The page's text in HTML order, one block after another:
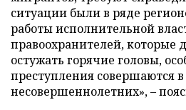
ситуации были в ряде
работы исполнительной
правоохранителей, которые
остужать горячие головы,
преступления совершаются
несовершеннолетних», –